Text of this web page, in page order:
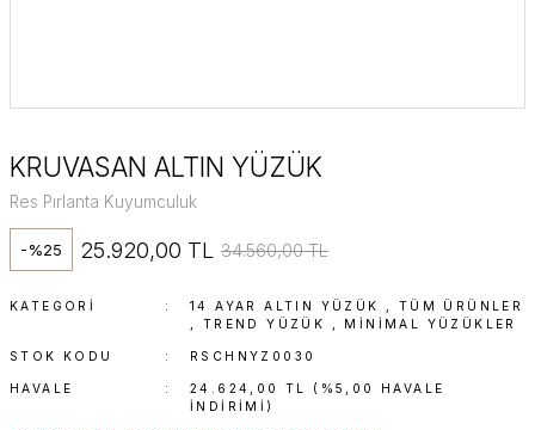
KRUVASAN ALTIN YÜZÜK
Res Pırlanta Kuyumculuk
-%25 25.920,00 TL 34.560,00 TL
KATEGORI 14 AYAR ALTIN YÜZÜK
TÜM ÜRÜNLER
TREND YÜZÜK MINIMAL YÜZÜKLER
STOK KODU RSCHNYZ0030
HAVALE
24.624,00 TL (%5,00 HAVALE
INDIRIMI)